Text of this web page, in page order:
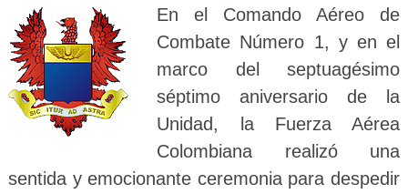
En el Comando Aéreo de
Combate Número 1, y en el
marco del septuagésimo
séptimo aniversario de la
Unidad, la Fuerza Aérea
Colombiana realizó una
sentida y emocionante ceremonia para despedir